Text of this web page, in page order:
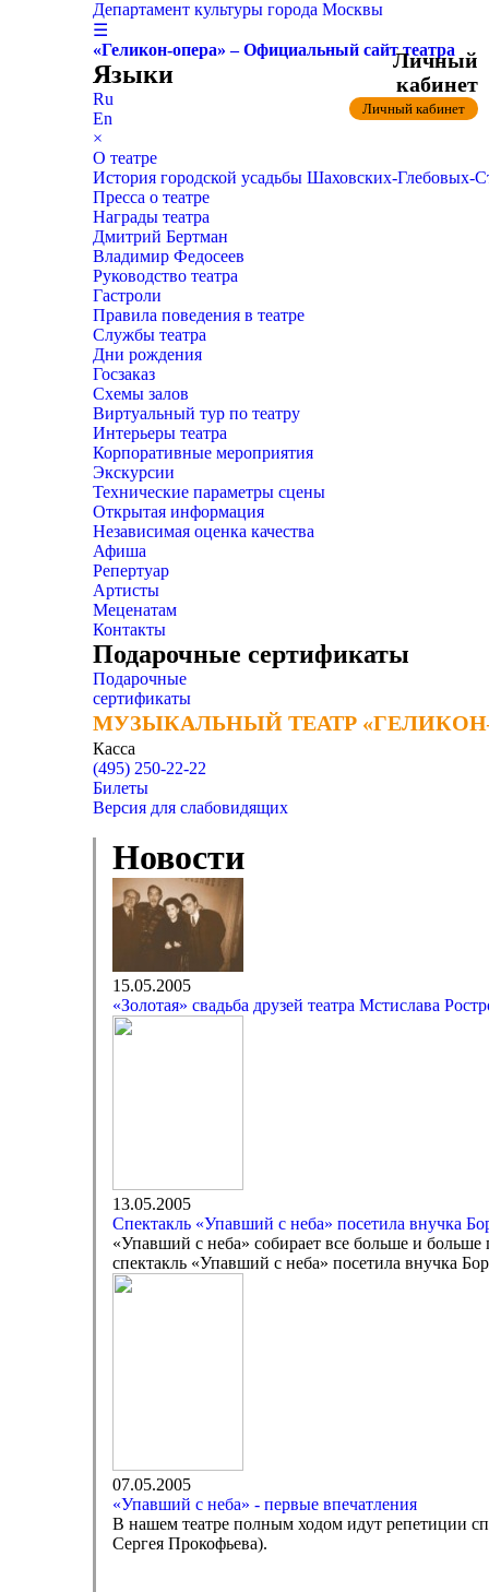
Департамент культуры города Москвы
☰
«Геликон-опера» – Официальный сайт театра
Языки
Ru
En
×
О театре
История городской усадьбы Шаховских-
Пресса о театре
Награды театра
Дмитрий Бертман
Владимир Федосеев
Руководство театра
Гастроли
Правила поведения в театре
Службы театра
Дни рождения
Госзаказ
Схемы залов
Виртуальный тур по театру
Интерьеры театра
Корпоративные мероприятия
Экскурсии
Технические параметры сцены
Открытая информация
Независимая оценка качества
Афиша
Репертуар
Артисты
Меценатам
Контакты
Подарочные сертификаты
Подарочные
сертификаты
МУЗЫКАЛЬНЫЙ ТЕАТР
МУЗЫКАЛЬНЫЙ ТЕАТР
Касса
(495) 250-22-22
Личный
кабинет
Личный кабинет
Билеты
Версия для слабовидящих
Новости
15.05.2005
«Золотая» свадьба друзей театра Мстислава
13.05.2005
Спектакль «Упавший с неба» посетила внучка
«Упавший с неба» собирает все больше и
спектакль «Упавший с неба» посетила внучка
07.05.2005
«Упавший с неба» - первые впечатления
В нашем театре полным ходом идут репетиции
Сергея Прокофьева).